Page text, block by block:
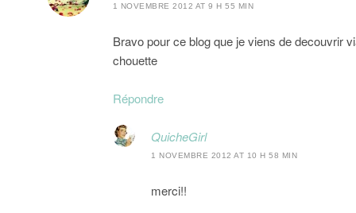
1 NOVEMBRE 2012 AT 9 H 55 MIN
Bravo pour ce blog que je viens de decouvrir
chouette
Répondre
QuicheGirl
1 NOVEMBRE 2012 AT 10 H 58 MIN
merci!!